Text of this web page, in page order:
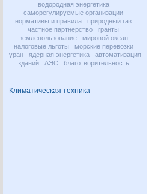
водородная энергетика
саморегулируемые организации
нормативы и правила
природный газ
частное партнерство
гранты
землепользование
мировой океан
налоговые льготы
морские перевозки
уран
ядерная энергетика
автоматизация
зданий
АЭС благотворительность
Климатическая техника